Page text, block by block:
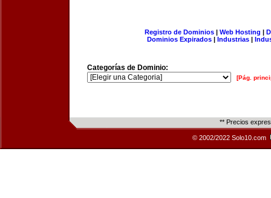
Registro de Dominios| Web Hosting |
Dominios Expirados | Industrias |
Categorías de Dominio:
[Pág.
** Precios
© 2002/2022 Solo10.com